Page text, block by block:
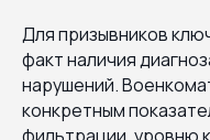
Для призывников
факт наличия
нарушений.
конкретным
фильтрации, уровню